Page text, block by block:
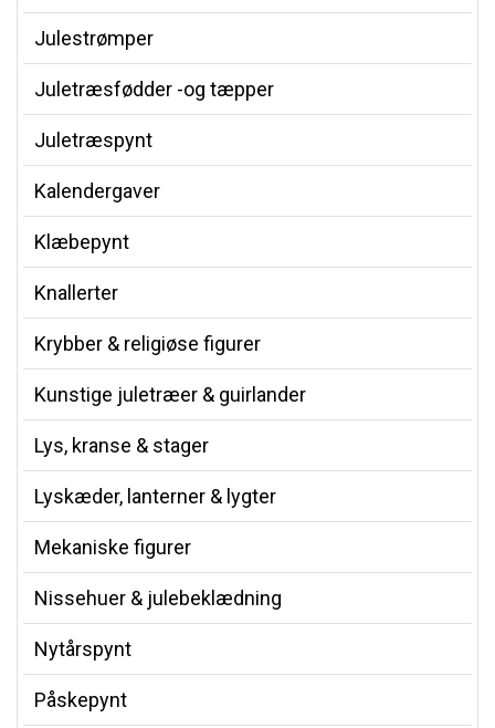
Julestrømper
Juletræsfødder -og tæpper
Juletræspynt
Kalendergaver
Klæbepynt
Knallerter
Krybber & religiøse figurer
Kunstige juletræer & guirlander
Lys, kranse & stager
Lyskæder, lanterner & lygter
Mekaniske figurer
Nissehuer & julebeklædning
Nytårspynt
Påskepynt